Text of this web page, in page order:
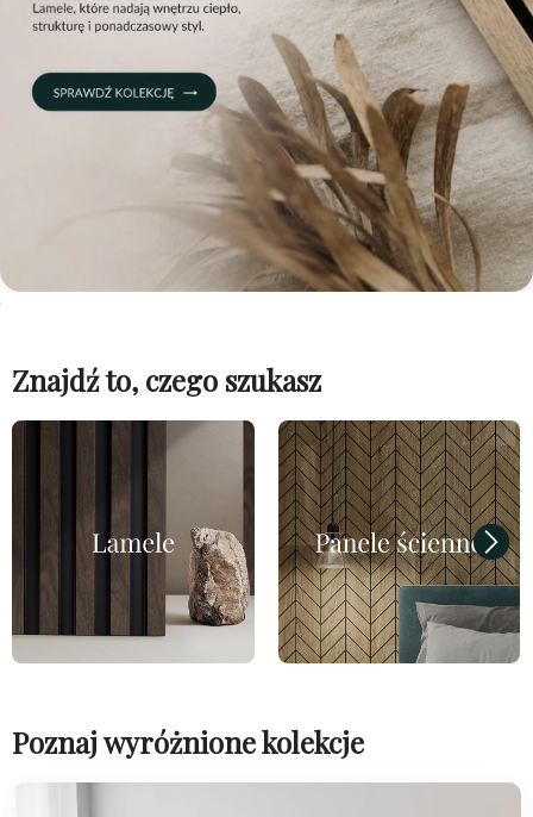
Znajdź to, czego szukasz
Poznaj wyróżnione kolekcje